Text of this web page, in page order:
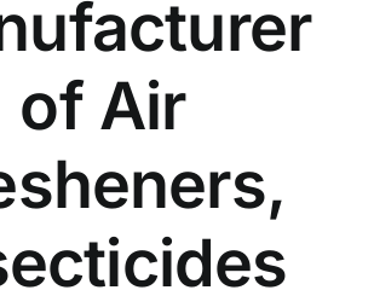
of Air